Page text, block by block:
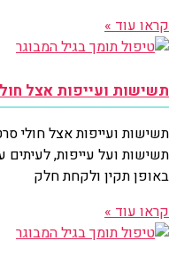
קראו עוד »
תשישות ועייפות אצל
תשישות ועייפות אצל חולי
תשישות ועל עייפות,
באופן תקין ולקחת חלק
קראו עוד »